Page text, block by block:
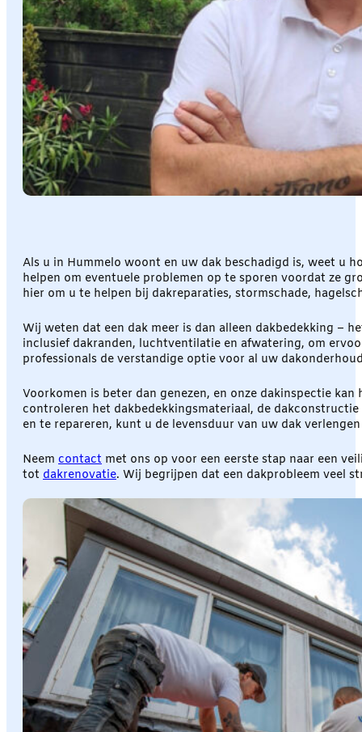
Als u in Hummelo woont en uw dak beschadigd is, weet u
helpen om eventuele problemen op te sporen voordat ze
hier om u te helpen bij dakreparaties, stormschade,
Wij weten dat een dak meer is dan alleen dakbedekking –
inclusief dakranden, luchtventilatie en afwatering, om
professionals de verstandige optie voor al uw
Voorkomen is beter dan genezen, en onze dakinspectie
controleren het dakbedekkingsmateriaal, de
en te repareren, kunt u de levensduur van uw dak
Neem contact met ons op voor een eerste stap naar een
tot dakrenovatie. Wij begrijpen dat een dakprobleem veel